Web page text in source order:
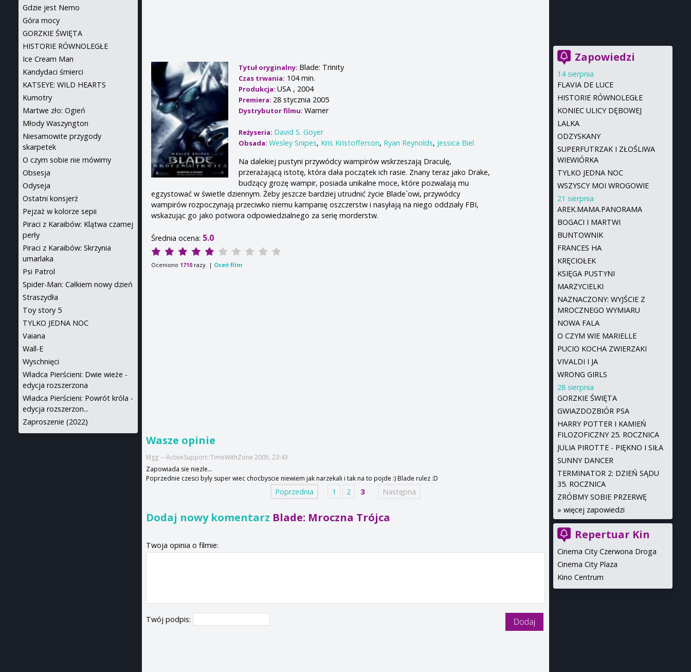
Tytuł oryginalny: Blade: Trinity
Czas trwania: 104 min.
Produkcja:USA , 2004
Premiera: 28 stycznia 2005
Dystrybutor filmu:Warner
Reżyseria: David S. Goyer
Obsada:Wesley Snipes, Kris Kristofferson, Ryan Reynolds, Jessica Biel
Na dalekiej pustyni przywódcy wampirów wskrzeszają Draculę,
przerażającą istotę, która dała początek ich rasie. Znany teraz jako Drake,
budzący grozę wampir, posiada unikalne moce, które pozwalają mu
egzystować w świetle dziennym. Żeby jeszcze bardziej utrudnić życie Blade`owi, przywódcy
wampirów rozpoczynają przeciwko niemu kampanię oszczerstw i nasyłają na niego oddziały FBI,
wskazując go jako potwora odpowiedzialnego za serię morderstw.
Średnia ocena: 5.0
Oceniono 1710 razy. | Oceń film
Wasze opinie
Mgg ---ActiveSupport::TimeWithZone 2005, 23:43
Zapowiada sie niezle...
Poprzednie czesci byly super wiec chocbyscie niewiem jak narzekali i tak na to pojde :) Blade rulez :D
Poprzednia 1 2 3 Następna
Dodaj nowy komentarz Blade: Mroczna Trójca
Twoja opinia o filmie:
Twój podpis:
Zapowiedzi
14 sierpnia
FLAVIA DE LUCE
HISTORIE RÓWNOLEGŁE
KONIEC ULICY DĘBOWEJ
LALKA
ODZYSKANY
SUPERFUTRZAK I ZŁOŚLIWA
WIEWIÓRKA
TYLKO JEDNA NOC
WSZYSCY MOI WROGOWIE
21 sierpnia
AREK.MAMA.PANORAMA
BOGACI I MARTWI
BUNTOWNIK
FRANCES HA
KRĘCIOŁEK
KSIĘGA PUSTYNI
MARZYCIELKI
NAZNACZONY: WYJŚCIE Z
MROCZNEGO WYMIARU
NOWA FALA
O CZYM WIE MARIELLE
PUCIO KOCHA ZWIERZAKI
VIVALDI I JA
WRONG GIRLS
28 sierpnia
GORZKIE ŚWIĘTA
GWIAZDOZBIÓR PSA
HARRY POTTER I KAMIEŃ
FILOZOFICZNY 25. ROCZNICA
JULIA PIROTTE - PIĘKNO I SIŁA
SUNNY DANCER
TERMINATOR 2: DZIEŃ SĄDU
35. ROCZNICA
ZRÓBMY SOBIE PRZERWĘ
» więcej zapowiedzi
Repertuar Kin
Cinema City Czerwona Droga
Cinema City Plaza
Kino Centrum
Gdzie jest Nemo
Góra mocy
GORZKIE ŚWIĘTA
HISTORIE RÓWNOLEGŁE
Ice Cream Man
Kandydaci śmierci
KATSEYE: WILD HEARTS
Kumotry
Martwe zło: Ogień
Młody Waszyngton
Niesamowite przygody
skarpetek
O czym sobie nie mówimy
Obsesja
Odyseja
Ostatni konsjerż
Pejzaż w kolorze sepii
Piraci z Karaibów: Klątwa czarnej
perły
Piraci z Karaibów: Skrzynia
umarlaka
Psi Patrol
Spider-Man: Całkiem nowy dzień
Straszydła
Toy story 5
TYLKO JEDNA NOC
Vaiana
Wall-E
Wyschnięci
Władca Pierścieni: Dwie wieże -
edycja rozszerzona
Władca Pierścieni: Powrót króla -
edycja rozszerzon...
Zaproszenie (2022)